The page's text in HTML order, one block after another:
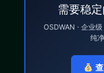
需要稳
OSDWAN · 企业
纯